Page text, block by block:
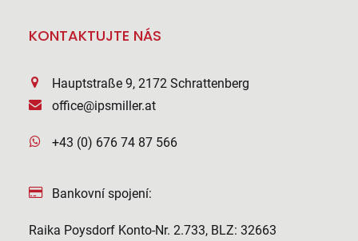
KONTAKTUJTE NÁS
Hauptstraße 9, 2172 Schrattenberg
office@ipsmiller.at
+43 (0) 676 74 87 566
Bankovní spojení:
Raika Poysdorf Konto-Nr. 2.733, BLZ: 32663